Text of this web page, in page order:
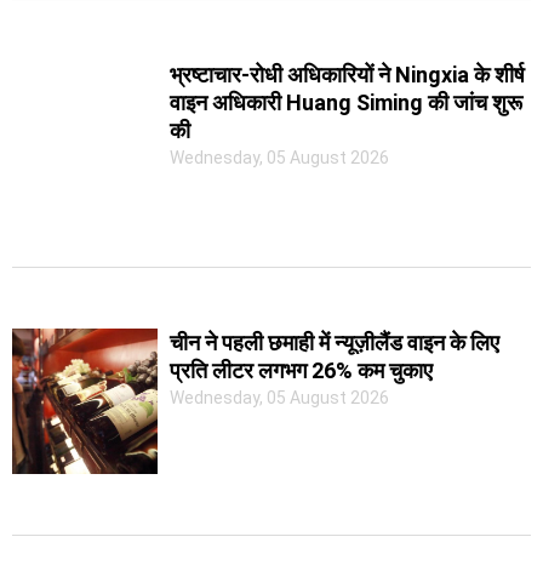
भ्रष्टाचार-रोधी अधिकारियों ने Ningxia के शीर्ष
वाइन अधिकारी Huang Siming की जांच शुरू
की
Wednesday, 05 August 2026
चीन ने पहली छमाही में न्यूज़ीलैंड वाइन के लिए
प्रति लीटर लगभग 26% कम चुकाए
Wednesday, 05 August 2026